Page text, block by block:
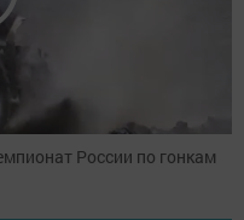
России по гонкам